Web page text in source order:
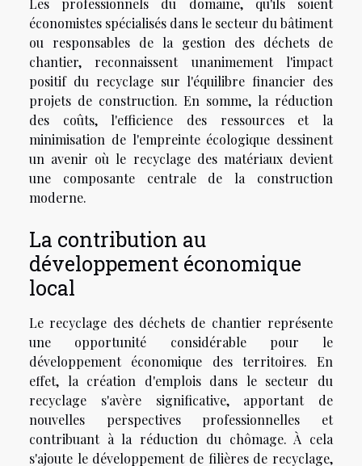
Les professionnels du domaine, qu'ils soient
économistes spécialisés dans le secteur du bâtiment
ou responsables de la gestion des déchets de
chantier, reconnaissent unanimement l'impact
positif du recyclage sur l'équilibre financier des
projets de construction. En somme, la réduction
des coûts, l'efficience des ressources et la
minimisation de l'empreinte écologique dessinent
un avenir où le recyclage des matériaux devient
une composante centrale de la construction
moderne.
La contribution au
développement économique
local
Le recyclage des déchets de chantier représente
une opportunité considérable pour le
développement économique des territoires. En
effet, la création d'emplois dans le secteur du
recyclage s'avère significative, apportant de
nouvelles perspectives professionnelles et
contribuant à la réduction du chômage. À cela
s'ajoute le développement de filières de recyclage,